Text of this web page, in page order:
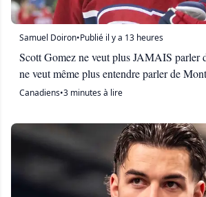
Samuel Doiron•Publié il y a 13 heures
Scott Gomez ne veut plus JAMAIS parler
ne veut même plus entendre parler de
Canadiens•3 minutes à lire